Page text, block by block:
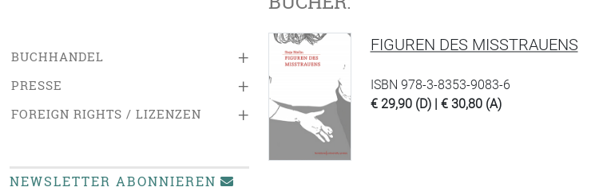
+
BUCHHANDEL
+
PRESSE
+
FOREIGN RIGHTS / LIZENZEN
NEWSLETTER ABONNIEREN
FIGUREN DES MISSTRAUENS
ISBN 978-3-8353-9083-6
€ 29,90 (D) | € 30,80 (A)